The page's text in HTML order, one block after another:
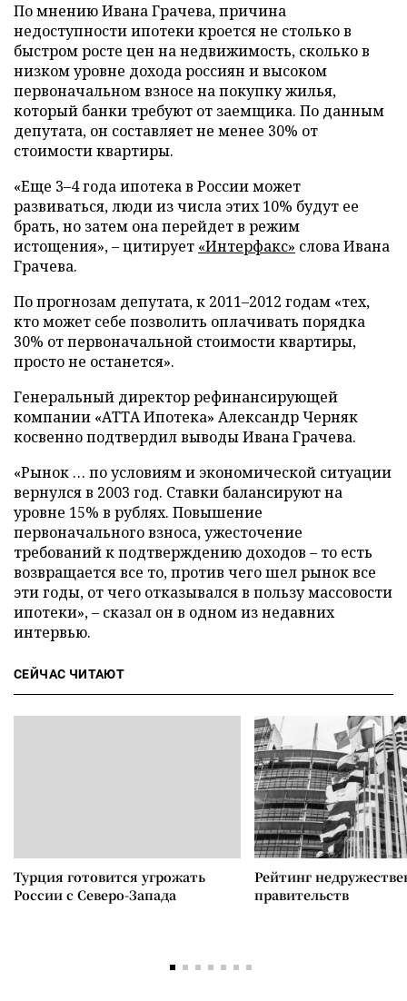
По мнению Ивана Грачева, причина
недоступности ипотеки кроется не столько в
быстром росте цен на недвижимость, сколько в
низком уровне дохода россиян и высоком
первоначальном взносе на покупку жилья,
который банки требуют от заемщика. По данным
депутата, он составляет не менее 30% от
стоимости квартиры.
«Еще 3–4 года ипотека в России может
развиваться, люди из числа этих 10% будут ее
брать, но затем она перейдет в режим
истощения», – цитирует «Интерфакс» слова Ивана
Грачева.
По прогнозам депутата, к 2011–2012 годам «тех,
кто может себе позволить оплачивать порядка
30% от первоначальной стоимости квартиры,
просто не останется».
Генеральный директор рефинансирующей
компании «АТТА Ипотека» Александр Черняк
косвенно подтвердил выводы Ивана Грачева.
«Рынок … по условиям и экономической ситуации
вернулся в 2003 год. Ставки балансируют на
уровне 15% в рублях. Повышение
первоначального взноса, ужесточение
требований к подтверждению доходов – то есть
возвращается все то, против чего шел рынок все
эти годы, от чего отказывался в пользу массовости
ипотеки», – сказал он в одном из недавних
интервью.
СЕЙЧАС ЧИТАЮТ
Турция готовится угрожать
России с Северо-Запада
Рейтинг
правительств